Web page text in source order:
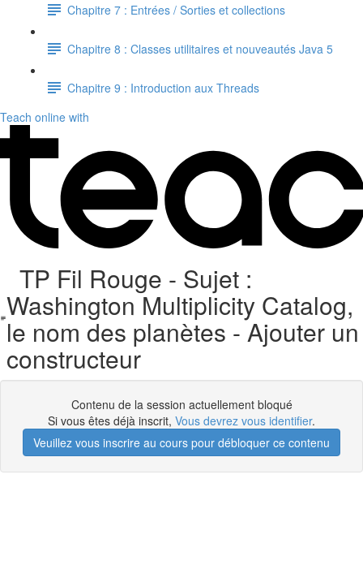
Chapitre 7 : Entrées / Sorties et collections
Chapitre 8 : Classes utilitaires et nouveautés Java 5
Chapitre 9 : Introduction aux Threads
Teach online with
TP Fil Rouge - Sujet :
Washington Multiplicity Catalog,
le nom des planètes - Ajouter un
constructeur
Contenu de la session actuellement bloqué
Si vous êtes déjà inscrit, Vous devrez vous identifier.
Veuillez vous inscrire au cours pour débloquer ce contenu